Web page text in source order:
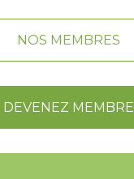
NOS MEMBRES
DEVENEZ MEMBRE